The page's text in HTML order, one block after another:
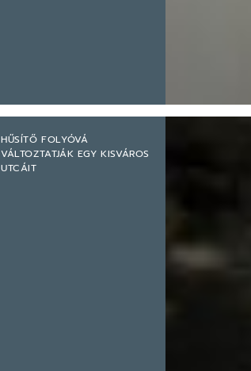
HŰSÍTŐ FOLYÓVÁ
VÁLTOZTATJÁK EGY KISVÁROS
UTCÁIT